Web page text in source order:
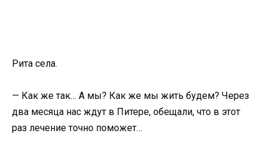
Рита села.
— Как же так… А мы? Как же мы жить будем? Через
два месяца нас ждут в Питере, обещали, что в этот
раз лечение точно поможет…